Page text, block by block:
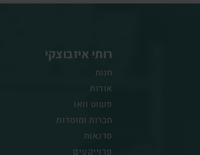
רותי איזבוצקי
חנות
אודות
פשוט וואו
חברות ומוסדות
סדנאות
פרוייקטים